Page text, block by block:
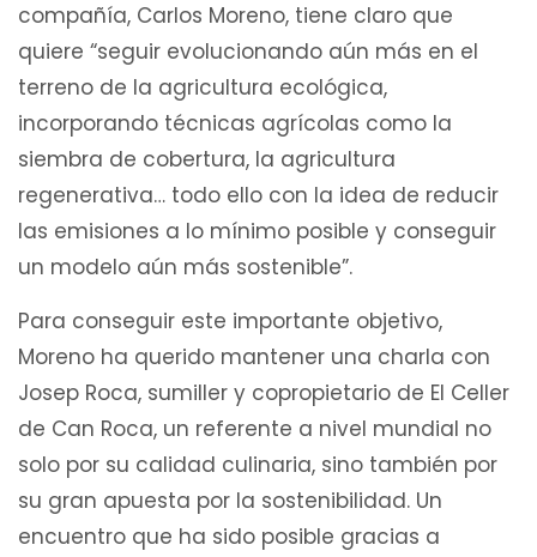
compañía, Carlos Moreno, tiene claro que
quiere “seguir evolucionando aún más en el
terreno de la agricultura ecológica,
incorporando técnicas agrícolas como la
siembra de cobertura, la agricultura
regenerativa… todo ello con la idea de reducir
las emisiones a lo mínimo posible y conseguir
un modelo aún más sostenible”.
Para conseguir este importante objetivo,
Moreno ha querido mantener una charla con
Josep Roca, sumiller y copropietario de El Celler
de Can Roca, un referente a nivel mundial no
solo por su calidad culinaria, sino también por
su gran apuesta por la sostenibilidad. Un
encuentro que ha sido posible gracias a